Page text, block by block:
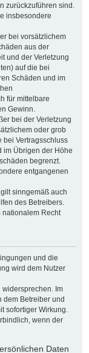
zurückzuführen sind.
insbesondere
bei vorsätzlichem
aus der
und der Verletzung
auf die bei
Schäden und im
für mittelbare
Gewinn.
bei der Verletzung
oder grob
bei Vertragsschluss
im Übrigen der Höhe
begrenzt.
entgangenen
sinngemäß auch
des Betreibers.
nationalem Recht
und die
wird dem Nutzer
widersprechen. Im
dem Betreiber und
sofortiger Wirkung.
wenn der
Daten